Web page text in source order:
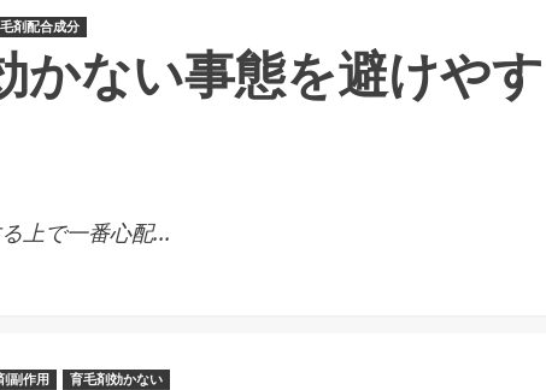
剤配合成分
かない事態を避けや
上で一番心配...
副作用 育毛剤効かない